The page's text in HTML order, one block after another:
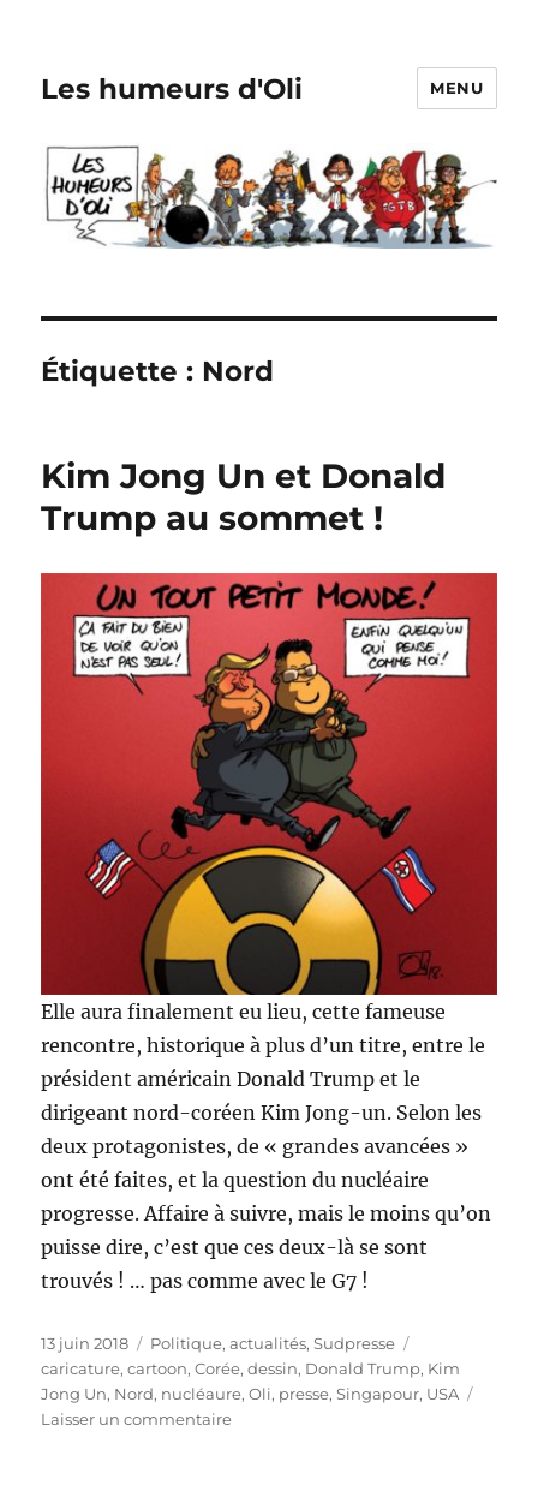
Les humeurs d'Oli MENU
Étiquette : Nord
Kim Jong Un et Donald
Trump au sommet !
Elle aura finalement eu lieu, cette fameuse
rencontre, historique à plus d’un titre, entre le
président américain Donald Trump et le
dirigeant nord-coréen Kim Jong-un. Selon les
deux protagonistes, de « grandes avancées »
ont été faites, et la question du nucléaire
progresse. Affaire à suivre, mais le moins qu’on
puisse dire, c’est que ces deux-là se sont
trouvés ! … pas comme avec le G7 !
Publié
le
13 juin 2018 Catégories
Politique, actualités,Sudpresse
caricature,cartoon,Corée,dessin, Donald Trump, Kim
Jong Un, Nord, nucléaure,Oli, presse,Singapour, USA
Laisser un commentairesur